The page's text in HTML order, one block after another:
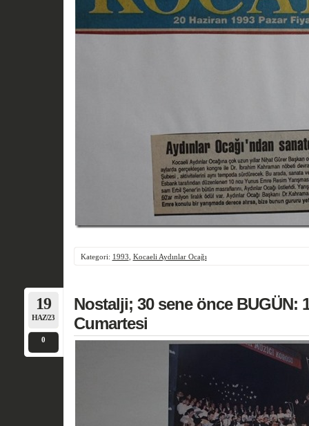
Kategori: 1993 Kocaeli Aydınlar Ocağı
19
HAZ/23
0
Nostalji; 30 sene önce BUGÜN:
Cumartesi